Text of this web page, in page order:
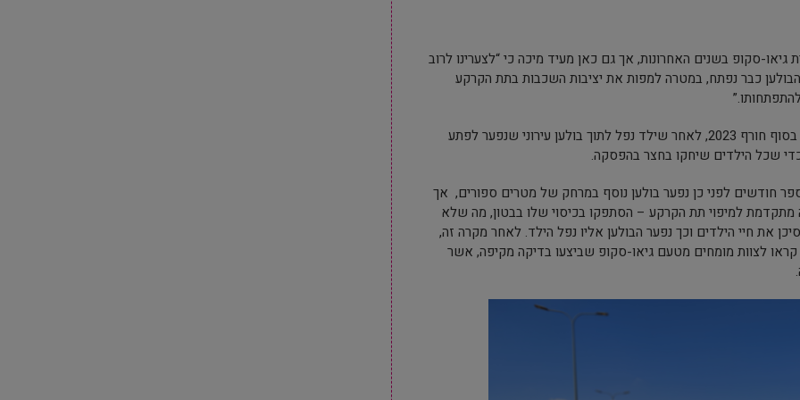
גיאו-סקופ בשנים האחרונות, אך גם כאן מעיד מיכה כי “לצערינו לרוב
כבר נפתח, במטרה למפות את יציבות השכבות בתת הקרקע
אחד הפרוייקטים המדוברים, הגיע לכותרות בסוף חורף 2023, לאחר שילד נפל לתוך בולען עירוני שנפער לפתע
חודשים לפני כן נפער בולען נוסף במרחק של מטרים ספורים, אך
מתקדמת למיפוי תת הקרקע – הסתפקו בכיסוי שלו בבטון, מה שלא
את חיי הילדים וכך נפער הבולען אליו נפל הילד. לאחר מקרה זה,
לצוות מומחים מטעם גיאו-סקופ שביצעו בדיקה מקיפה, אשר